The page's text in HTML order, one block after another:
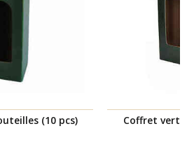
(10 pcs) Coffret vert